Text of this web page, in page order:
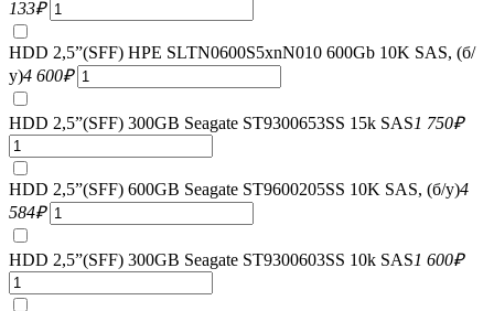
133₽
HDD 2,5”(SFF) HPE SLTN0600S5xnN010 600Gb 10K SAS, (б/
у)4 600₽
HDD 2,5”(SFF) 300GB Seagate ST9300653SS 15k SAS1 750₽
HDD 2,5”(SFF) 600GB Seagate ST9600205SS 10K SAS, (б/у)4
584₽
HDD 2,5”(SFF) 300GB Seagate ST9300603SS 10k SAS1 600₽